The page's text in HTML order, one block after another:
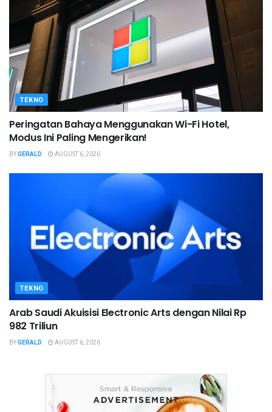
TEKNO
Peringatan Bahaya Menggunakan Wi-Fi Hotel,
Modus Ini Paling Mengerikan!
BYGERALD AUGUST 6, 2026
TEKNO
Arab Saudi Akuisisi Electronic Arts dengan Nilai Rp
982 Triliun
BYGERALD AUGUST 6, 2026